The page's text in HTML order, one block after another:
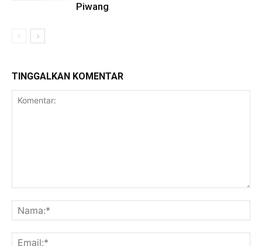
Piwang
TINGGALKAN KOMENTAR